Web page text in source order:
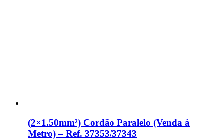
(2×1.50mm²) Cordão Paralelo (Venda à
Metro) – Ref. 37353/37343